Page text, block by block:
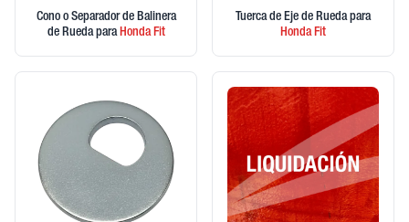
Cono o Separador de Balinera
de Rueda paraHondaFit
Tuerca de Eje de Rueda para
HondaFit